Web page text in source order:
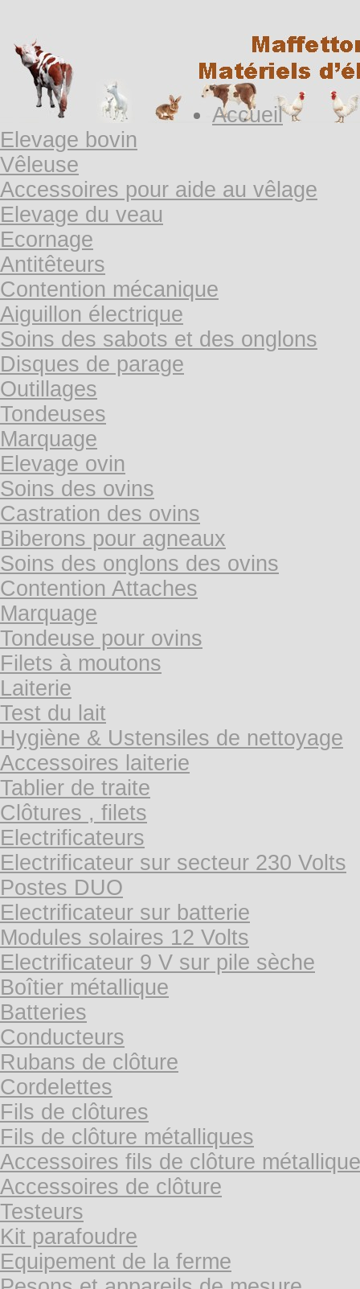
Accueil
Elevage bovin
Vêleuse
Accessoires pour aide au vêlage
Elevage du veau
Ecornage
Antitêteurs
Contention mécanique
Aiguillon électrique
Soins des sabots et des onglons
Disques de parage
Outillages
Tondeuses
Marquage
Elevage ovin
Soins des ovins
Castration des ovins
Biberons pour agneaux
Soins des onglons des ovins
Contention Attaches
Marquage
Tondeuse pour ovins
Filets à moutons
Laiterie
Test du lait
Hygiène & Ustensiles de nettoyage
Accessoires laiterie
Tablier de traite
Clôtures , filets
Electrificateurs
Electrificateur sur secteur 230 Volts
Postes DUO
Electrificateur sur batterie
Modules solaires 12 Volts
Electrificateur 9 V sur pile sèche
Boîtier métallique
Batteries
Conducteurs
Rubans de clôture
Cordelettes
Fils de clôtures
Fils de clôture métalliques
Accessoires fils de clôture
Accessoires de clôture
Testeurs
Kit parafoudre
Equipement de la ferme